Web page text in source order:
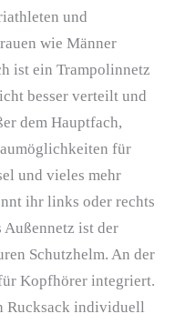
und
wie Männer
ist ein Trampolinnetz
besser verteilt und
dem Hauptfach,
für
und vieles mehr
ihr links oder rechts
Außennetz ist der
Schutzhelm. An der
Kopfhörer integriert.
Rucksack individuell